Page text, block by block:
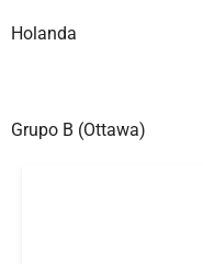
Holanda
Grupo B (Ottawa)